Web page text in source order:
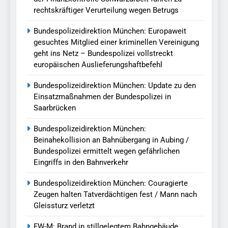
rechtskräftiger Verurteilung wegen Betrugs
Bundespolizeidirektion München: Europaweit
gesuchtes Mitglied einer kriminellen Vereinigung
geht ins Netz – Bundespolizei vollstreckt
europäischen Auslieferungshaftbefehl
Bundespolizeidirektion München: Update zu den
Einsatzmaßnahmen der Bundespolizei in
Saarbrücken
Bundespolizeidirektion München:
Beinahekollision an Bahnübergang in Aubing /
Bundespolizei ermittelt wegen gefährlichen
Eingriffs in den Bahnverkehr
Bundespolizeidirektion München: Couragierte
Zeugen halten Tatverdächtigen fest / Mann nach
Gleissturz verletzt